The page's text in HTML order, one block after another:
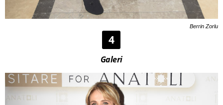
Berrin Zorlu
4
Galeri